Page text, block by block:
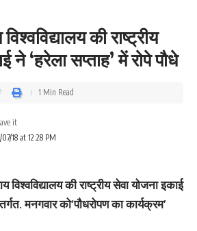
की राष्ट्रीय
ने ‘हरेला सप्ताह’ में रोपे पौधे
18 at 12:28 PM
1 Min Read
विश्वविद्यालय की राष्ट्रीय सेवा योजना इकाई
मनगवार को‘पौधरोपण का कार्यक्रम’